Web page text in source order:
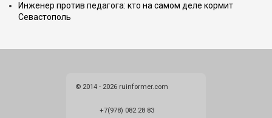
Инженер против педагога: кто на самом деле кормит
Севастополь
© 2014 - 2026 ruinformer.com
+7(978) 082 28 83